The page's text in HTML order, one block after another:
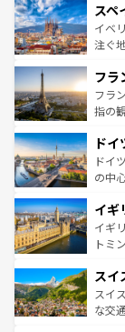
ろん
景な
ピザ
ませ
なお
しい。
スペ
イベ
注ぐ
文化
れる
る。
の城
せる
フラ
フラ
指の
で、
聖堂
から
いる
香り
らに
れる
を参
ドイ
ドイ
の中
顔を
ルリ
して
は、お
ドイ
イギ
イギ
トミ
リア
ティ
戦な
スイ
スイ
な交